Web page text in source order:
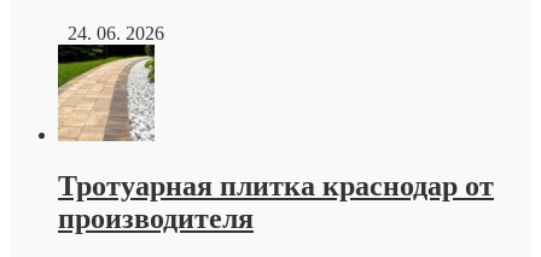
24. 06. 2026
Тротуарная плитка краснодар от
производителя